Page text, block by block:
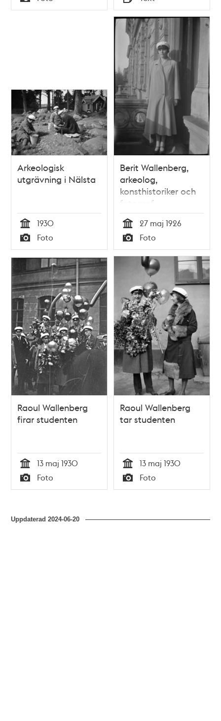
Typ
Typ
Arkeologisk
utgrävning i Nälsta
Tid
1930
Typ
Foto
Berit Wallenberg,
arkeolog,
konsthistoriker och
fotograf
Tid
27 maj 1926
Typ
Foto
Raoul Wallenberg
firar studenten
Tid
13 maj 1930
Typ
Foto
Raoul Wallenberg
tar studenten
Tid
13 maj 1930
Typ
Foto
Uppdaterad2024-06-20